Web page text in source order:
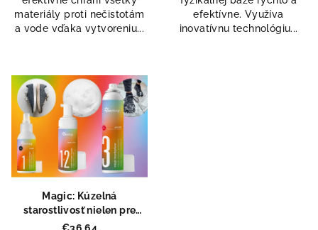
materiály proti nečistotám
a vode vďaka vytvoreniu...
5
hviezdičiek.
efektívne. Využíva
inovatívnu technológiu...
Magic: Kúzelná
starostlivosť nielen pre
tenisky
Odeslat